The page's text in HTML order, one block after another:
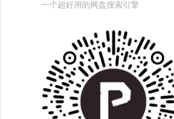
一个超好用的网盘搜索引擎